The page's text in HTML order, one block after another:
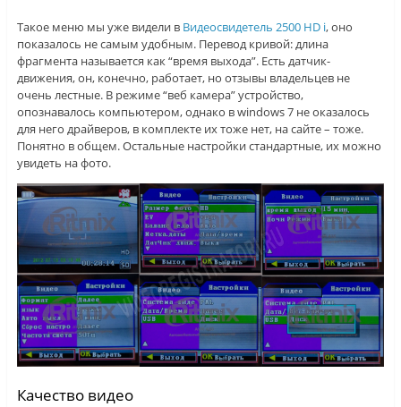
Такое меню мы уже видели в Видеосвидетель 2500 HD i, оно
показалось не самым удобным. Перевод кривой: длина
фрагмента называется как “время выхода”. Есть датчик-
движения, он, конечно, работает, но отзывы владельцев не
очень лестные. В режиме “веб камера” устройство,
опознавалось компьютером, однако в windows 7 не оказалось
для него драйверов, в комплекте их тоже нет, на сайте – тоже.
Понятно в общем. Остальные настройки стандартные, их можно
увидеть на фото.
Качество видео